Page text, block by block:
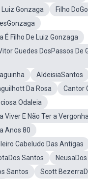
Gonzaga
Filho
É Filho De Luiz Gonzaga
Guedes DosPassos De
AldeisiaSantos
Da Rosa
Cantor
Odaleia
Viver E Não Ter a
Anos 80
Cabeludo Das Antigas
Santos
Santos
Scott